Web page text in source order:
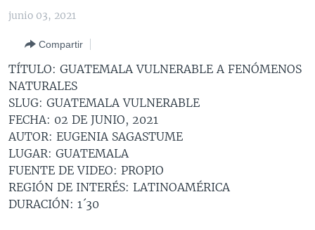
contenido
principal
Salte
navegador
principal
Salte
búsqueda
MÉXICO
HAITÍ
ELECCIONES EEUU
VOTO DIVIDIDO
VOA VERIFICA
VOA VERIFICA UCRANIA/RUSIA
VOA VERIFICA INMIGRACIÓN
VOA VERIFICA AMÉRICA LATINA
AMÉRICA LATINA
ARGENTINA
BOLIVIA
COLOMBIA
CHILE
PERÚ
ECUADOR
CHINA EN AMÉRICA LATINA
CENTROAMÉRICA
COSTA RICA
EL SALVADOR
GUATEMALA
HONDURAS
OTRAS SECCIONES
INMIGRACIÓN
LIBERTAD DE PRENSA
MUNDO
ESPECIALES DE LA VOA
LIBERTAD DE PRENSA
UCRANIA
junio 03, 2021
Compartir
TÍTULO: GUATEMALA VULNERABLE A FENÓMENOS
NATURALES
SLUG: GUATEMALA VULNERABLE
FECHA: 02 DE JUNIO, 2021
AUTOR: EUGENIA SAGASTUME
LUGAR: GUATEMALA
FUENTE DE VIDEO: PROPIO
REGIÓN DE INTERÉS: LATINOAMÉRICA
DURACIÓN: 1´30